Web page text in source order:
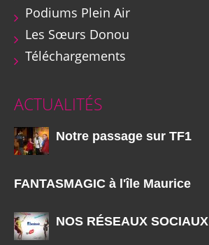
Podiums Plein Air
Les Sœurs Donou
Téléchargements
ACTUALITÉS
Notre passage sur TF1
FANTASMAGIC à l'île Maurice
NOS RÉSEAUX SOCIAUX